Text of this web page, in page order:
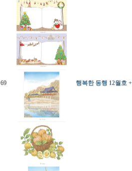
69 행복한 동행 12월호